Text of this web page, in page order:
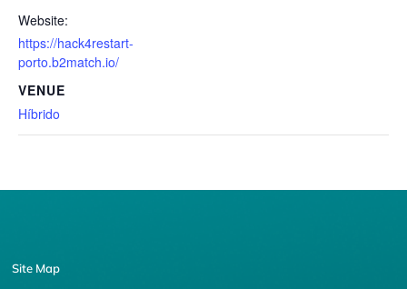
Website:
https://hack4restart-
porto.b2match.io/
VENUE
Híbrido
Site Map